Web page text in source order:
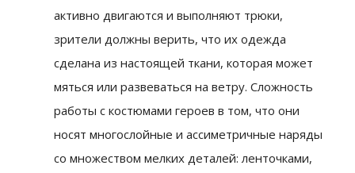
активно двигаются и выполняют трюки,
зрители должны верить, что их одежда
сделана из настоящей ткани, которая может
мяться или развеваться на ветру. Сложность
работы с костюмами героев в том, что они
носят многослойные и ассиметричные наряды
со множеством мелких деталей: ленточками,